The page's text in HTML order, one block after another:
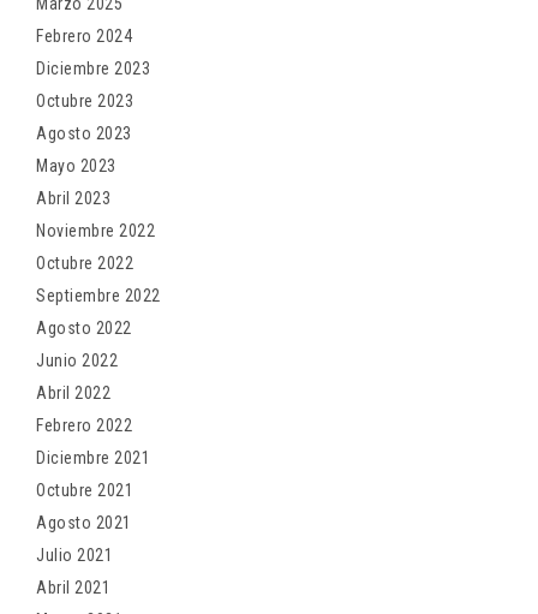
Febrero 2024
Diciembre 2023
Octubre 2023
Agosto 2023
Mayo 2023
Abril 2023
Noviembre 2022
Octubre 2022
Septiembre 2022
Agosto 2022
Junio 2022
Abril 2022
Febrero 2022
Diciembre 2021
Octubre 2021
Agosto 2021
Julio 2021
Abril 2021